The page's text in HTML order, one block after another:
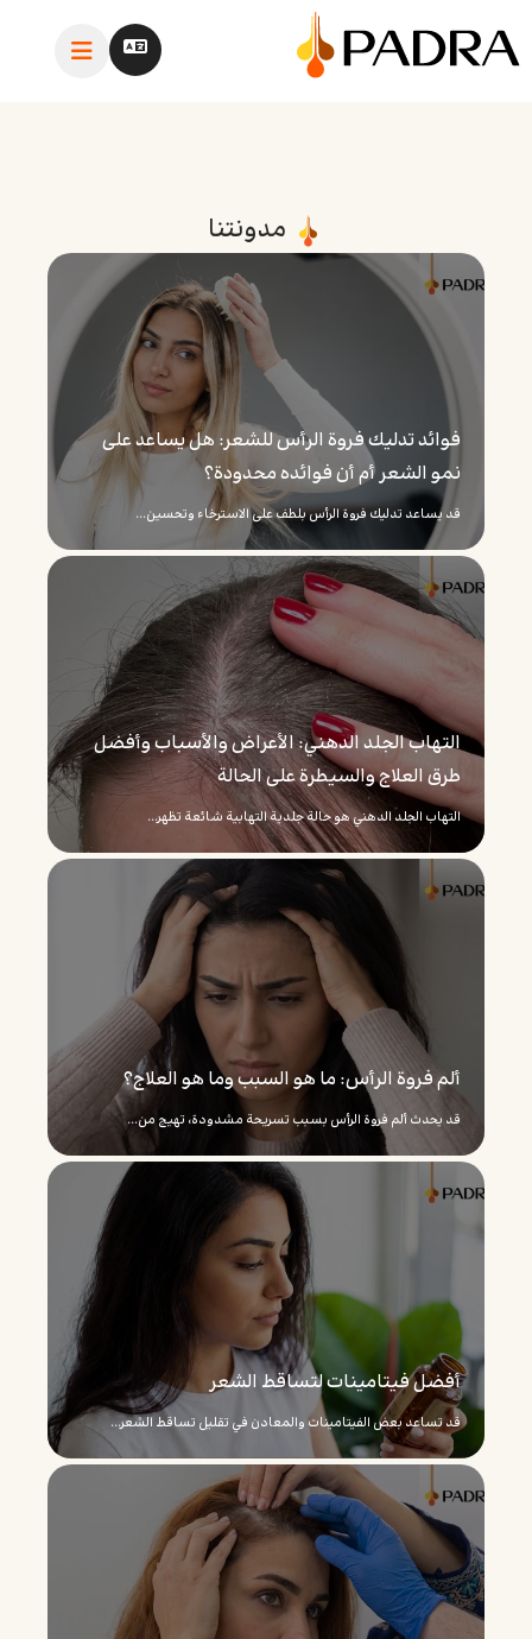
مدونتنا
فوائد تدليك فروة الرأس للشعر: هل يساعد على
نمو الشعر أم أن فوائده محدودة؟
قد يساعد تدليك فروة الرأس بلطف على الاسترخاء وتحسين...
التهاب الجلد الدهني: الأعراض والأسباب وأفضل
طرق العلاج والسيطرة على الحالة
التهاب الجلد الدهني هو حالة جلدية التهابية شائعة تظهر...
ألم فروة الرأس: ما هو السبب وما هو العلاج؟
قد يحدث ألم فروة الرأس بسبب تسريحة مشدودة، تهيج من...
أفضل فيتامينات لتساقط الشعر
قد تساعد بعض الفيتامينات والمعادن في تقليل تساقط الشعر...